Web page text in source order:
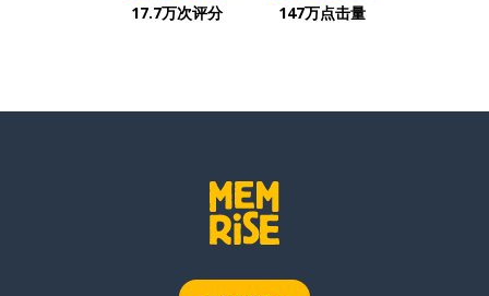
17.7万次评分 147万点击量